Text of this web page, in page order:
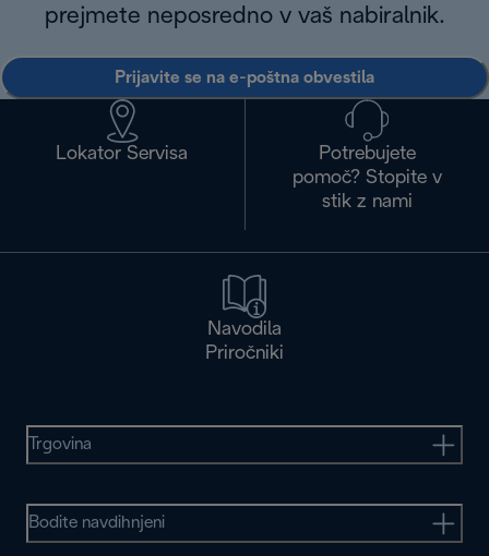
prejmete neposredno v vaš nabiralnik.
Prijavite se na e-poštna obvestila
Lokator Servisa
Potrebujete
pomoč? Stopite v
stik z nami
Navodila
Priročniki
Trgovina
Bodite navdihnjeni